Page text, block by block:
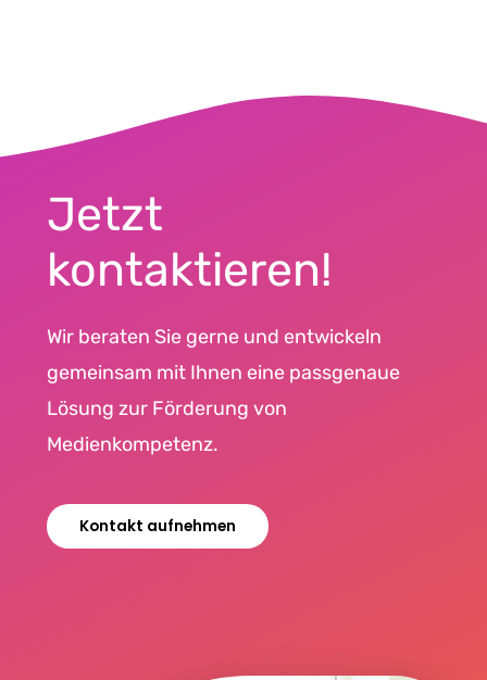
Jetzt
kontaktieren!
Wir beraten Sie gerne und entwickeln
gemeinsam mit Ihnen eine passgenaue
Lösung zur Förderung von
Medienkompetenz.
Kontakt aufnehmen